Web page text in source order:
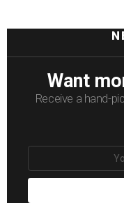
Want
Receive a hand-